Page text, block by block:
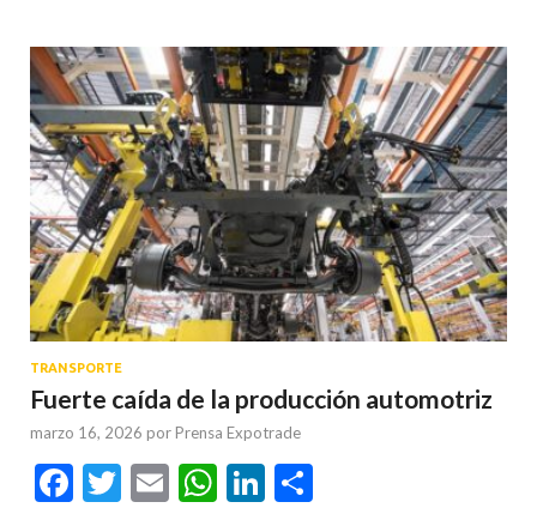
TRANSPORTE
Fuerte caída de la producción automotriz
marzo 16, 2026 por Prensa Expotrade
Facebook
Twitter
EmailWhatsApp
LinkedIn